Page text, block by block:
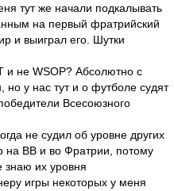
тут же начали подкалывать
на первый фратрийский
и выиграл его. Шутки
и не WSOP? Абсолютно с
но у нас тут и о футболе судят
Всесоюзного
не судил об уровне других
на ВВ и во Фратрии, потому
знаю их уровня
игры некоторых у меня